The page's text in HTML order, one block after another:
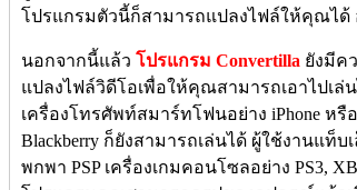
โปรแกรมตัวนี้ก็สามารถแปลงไฟล์ให้คุณได้
นอกจากนี้แล้ว โปรแกรม Convertilla ยังมีค
แปลงไฟล์วิดีโอเพื่อให้คุณสามารถเอาไปเ
เครื่องโทรศัพท์สมาร์ทโฟนอย่าง iPhone ห
Blackberry ก็ยังสามารถเล่นได้ ผู้ใช้งานแท็
พกพา PSP เครื่องเกมคอนโซลอย่าง PS3,